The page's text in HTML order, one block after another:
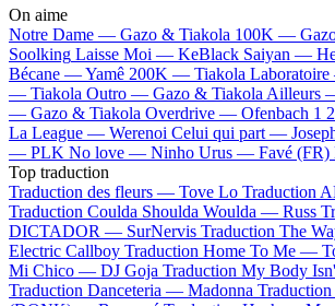
On aime
Notre Dame — Gazo & Tiakola 100K —
Soolking Laisse Moi — KeBlack Saiyan —
Bécane —Yamê 200K — Tiakola
— Tiakola Outro — Gazo & Tiakola Ailleurs
— Gazo & Tiakola Overdrive — Ofenbach 1
La League — Werenoi Celui qui part —
— PLK No love — Ninho Urus — Favé (FR)
Top traduction
Traduction des fleurs — Tove Lo Traduction
Traduction Coulda Shoulda Woulda — Russ
DICTADOR — SurNervis Traduction The
Electric Callboy Traduction Home To Me —
Mi Chico — DJ Goja Traduction My Body
Traduction Danceteria — Madonna